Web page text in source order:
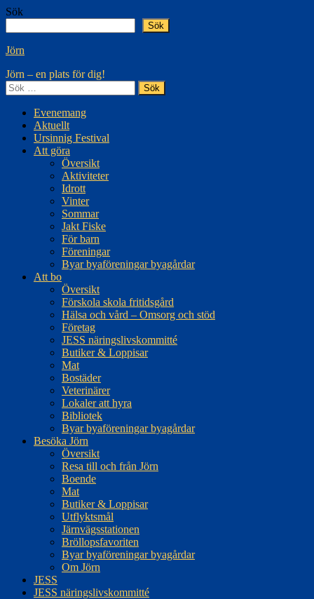
Hoppa
innehåll
Sök
Sök
Jörn
Jörn – en plats för dig!
Sök
efter:
Evenemang
Aktuellt
Ursinnig Festival
Att göra
Översikt
Aktiviteter
Idrott
Vinter
Sommar
Jakt Fiske
För barn
Föreningar
Byar byaföreningar byagårdar
Att bo
Översikt
Förskola skola fritidsgård
Hälsa och vård – Omsorg och stöd
Företag
JESS näringslivskommitté
Butiker & Loppisar
Mat
Bostäder
Veterinärer
Lokaler att hyra
Bibliotek
Byar byaföreningar byagårdar
Besöka Jörn
Översikt
Resa till och från Jörn
Boende
Mat
Butiker & Loppisar
Utflyktsmål
Järnvägsstationen
Bröllopsfavoriten
Byar byaföreningar byagårdar
Om Jörn
JESS
JESS näringslivskommitté